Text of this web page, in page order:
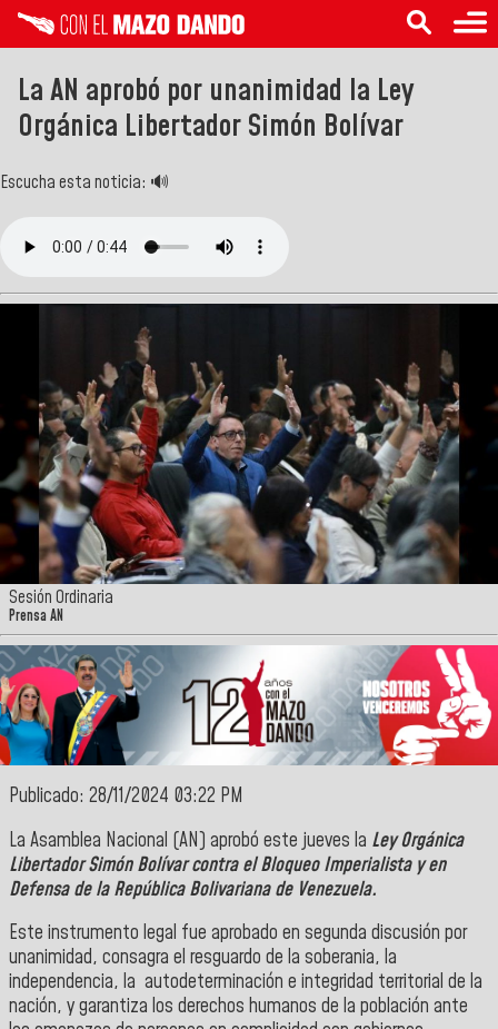
La AN aprobó por unanimidad la Ley
Orgánica Libertador Simón Bolívar
Escucha esta noticia: 🔊
Sesión Ordinaria
Prensa AN
Publicado: 28/11/2024 03:22 PM
La Asamblea Nacional (AN) aprobó este jueves la Ley Orgánica
Libertador Simón Bolívar contra el Bloqueo Imperialista y en
Defensa de la República Bolivariana de Venezuela.
Este instrumento legal fue aprobado en segunda discusión por
unanimidad, consagra el resguardo de la soberania, la
independencia, la autodeterminación e integridad territorial de la
nación, y garantiza los derechos humanos de la población ante